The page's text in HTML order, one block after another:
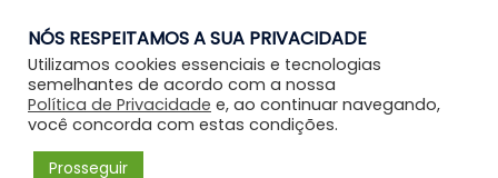
Entrar
NÓS RESPEITAMOS A SUA PRIVACIDADE
Utilizamos cookies essenciais e tecnologias
semelhantes de acordo com a nossa
Política de Privacidade e, ao continuar navegando,
você concorda com estas condições.
Prosseguir